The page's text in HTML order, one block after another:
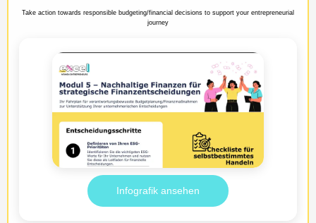
Take action towards responsible budgeting/financial decisions to support your entrepreneurial
journey
Infografik ansehen